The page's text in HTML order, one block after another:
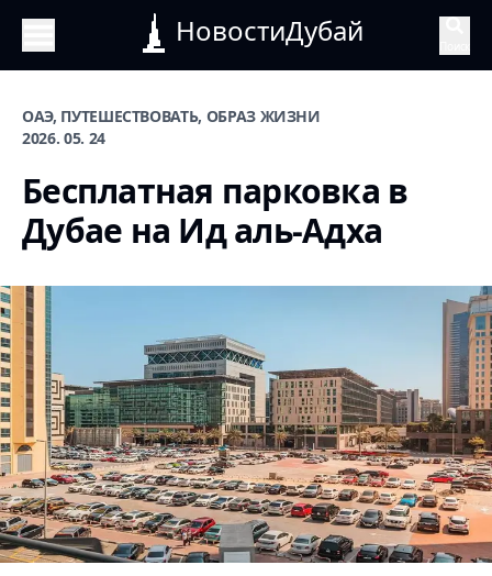
НовостиДубай
ОАЭ, ПУТЕШЕСТВОВАТЬ, ОБРАЗ ЖИЗНИ
2026. 05. 24
Бесплатная парковка в
Дубае на Ид аль-Адха